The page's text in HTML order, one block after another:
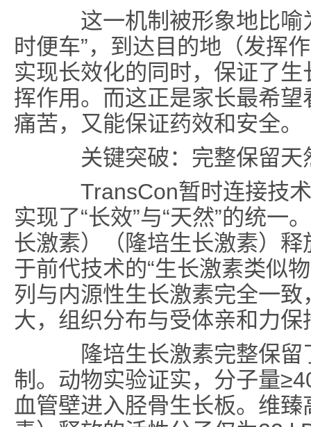
这一机制被形象地比喻
时便车”，到达目的地（发挥
实现长效化的同时，保证了生
挥作用。而这正是家长最希
痛苦，又能保证药效和安全。
关键突破：完整保留天
TransCon暂时连接技术
实现了“长效”与“天然”的统一
长激素）（隆培生长激素）
于前代技术的“生长激素类似
列与内源性生长激素完全一
大，组织分布与受体亲和力保
隆培生长激素完整保留
制。动物实验证实，分子量
血管壁进入胫骨生长板。维